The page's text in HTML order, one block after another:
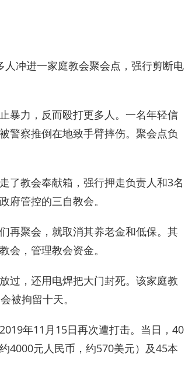
冲进一家庭教会聚会点，强行剪断电
暴力，反而殴打更多人。一名年轻信
警察推倒在地致手臂摔伤。聚会点负
了教会奉献箱，强行押走负责人和3名
府管控的三自教会。
再聚会，就取消其养老金和低保。其
会，管理教会资金。
过，还用电焊把大门封死。该家庭教
被拘留十天。
年11月15日再次遭打击。当日，40
4000元人民币，约570美元）及45本